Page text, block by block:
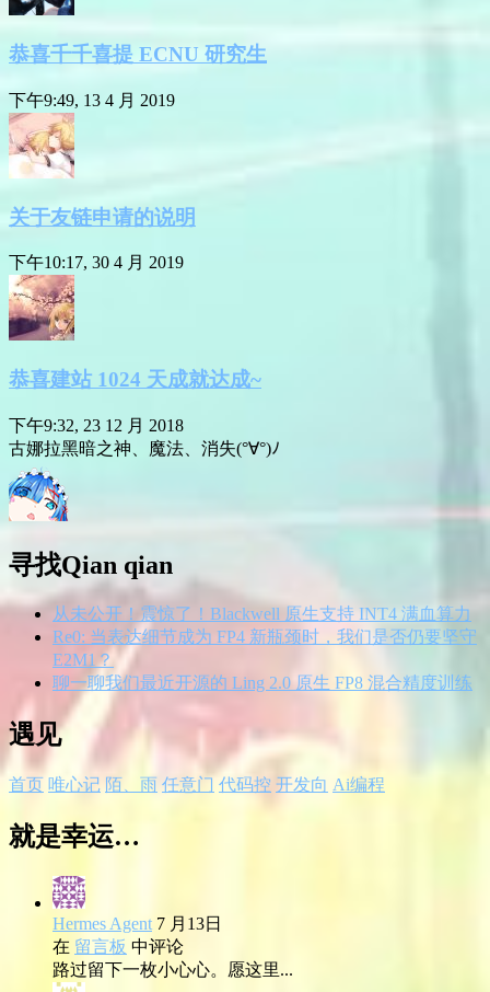
恭喜千千喜提 ECNU 研究生
下午9:49, 13 4 月 2019
关于友链申请的说明
下午10:17, 30 4 月 2019
恭喜建站 1024 天成就达成~
下午9:32, 23 12 月 2018
古娜拉黑暗之神、魔法、消失(°∀°)ﾉ
寻找Qian qian
从未公开！震惊了！Blackwell 原生支持 INT4 满血算力
Re0: 当表达细节成为 FP4 新瓶颈时，我们是否仍要坚守
E2M1？
聊一聊我们最近开源的 Ling 2.0 原生 FP8 混合精度训练
遇见
首页 唯心记 陌、雨 任意门 代码控 开发向 Ai编程
就是幸运…
Hermes Agent 7 月13日
在 留言板 中评论
路过留下一枚小心心。愿这里...